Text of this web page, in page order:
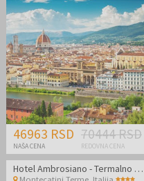
46963 RSD
NAŠA CENA
70444 RSD
REDOVNA CENA
Hotel Ambrosiano - Termalno opuštanje u srcu Toskane